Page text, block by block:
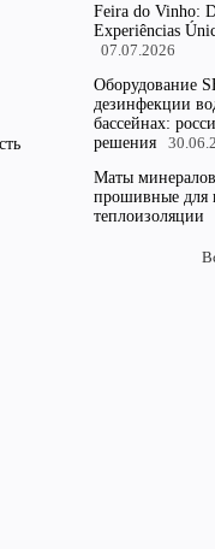
Feira do Vinho:
Experiências
07.07.2026
Оборудование
дезинфекции
бассейнах:
решения
Маты
прошивные для
теплоизоляции